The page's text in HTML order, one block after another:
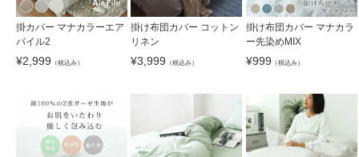
掛カバー マナカラーエア
パイル2
¥2,999 （税込み）
掛け布団カバー コットン
リネン
¥3,999 （税込み）
掛け布団カバー マナカラ
ー先染めMIX
¥999 （税込み）